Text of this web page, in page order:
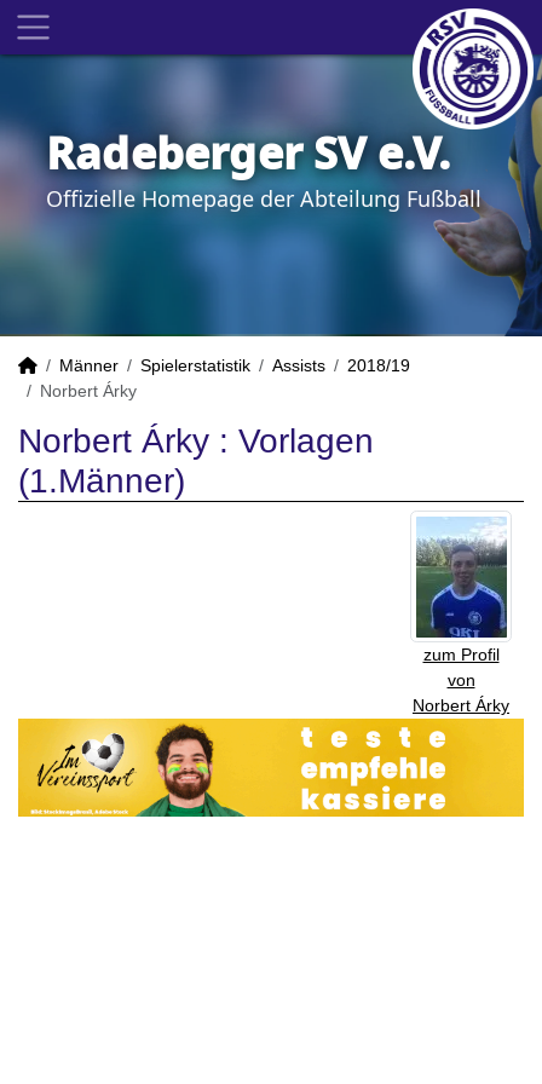
Radeberger SV e.V.
Offizielle Homepage der Abteilung Fußball
Männer Spielerstatistik Assists
2018/19
Norbert Árky
Norbert Árky : Vorlagen
(1.Männer)
zum Profil
von
Norbert Árky